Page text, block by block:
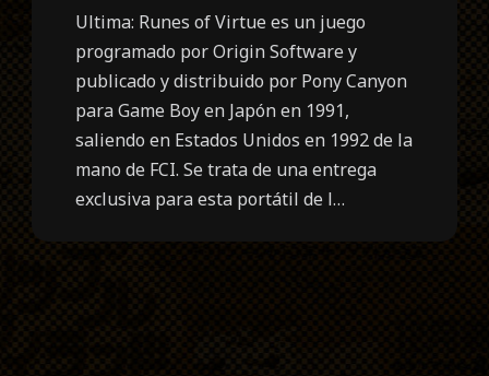
Ultima: Runes of Virtue es un juego
programado por Origin Software y
publicado y distribuido por Pony Canyon
para Game Boy en Japón en 1991,
saliendo en Estados Unidos en 1992 de la
mano de FCI. Se trata de una entrega
exclusiva para esta portátil de l…